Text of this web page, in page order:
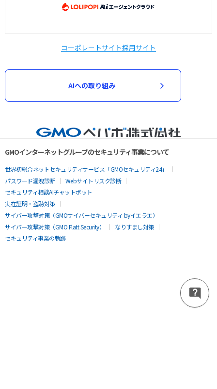
コーポレートサイト採用サイト
AIへの取り組み
GMOインターネットグループのセキュリティ事業について
世界初総合ネットセキュリティサービス「GMOセキュリティ24」
パスワード漏洩診断
Webサイトリスク診断
セキュリティ相談AIチャットボット
実在証明・盗聴対策
サイバー攻撃対策（GMOサイバーセキュリティ byイエラエ）
サイバー攻撃対策（GMO Flatt Security）
なりすまし対策
セキュリティ事業の軌跡